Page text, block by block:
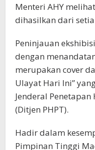
Menteri AHY
dihasilkan dari
Peninjauan
dengan
merupakan cover
Ulayat Hari Ini”
Jenderal
(Ditjen PHPT).
Hadir dalam
Pimpinan Tinggi